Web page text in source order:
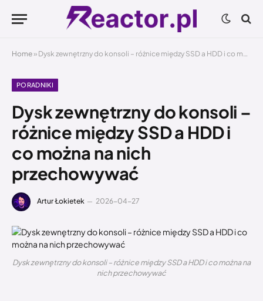
Home » Dysk zewnętrzny do konsoli – różnice między SSD a HDD i co można na nich przechowywać
PORADNIKI
Dysk zewnętrzny do konsoli –
różnice między SSD a HDD i
co można na nich
przechowywać
Artur Łokietek 2026-04-27
Dysk zewnętrzny do konsoli – różnice między SSD a HDD i co można na
nich przechowywać